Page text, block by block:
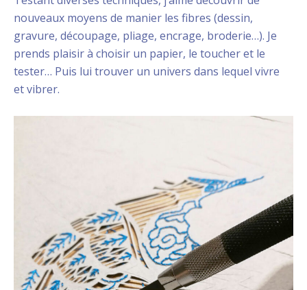
nouveaux moyens de manier les fibres (dessin,
gravure, découpage, pliage, encrage, broderie…). Je
prends plaisir à choisir un papier, le toucher et le
tester… Puis lui trouver un univers dans lequel vivre
et vibrer.